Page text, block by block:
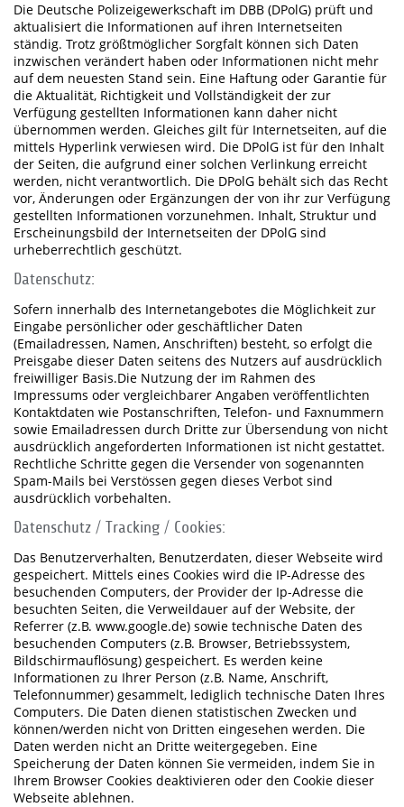
Die Deutsche Polizeigewerkschaft im DBB (DPolG) prüft und
aktualisiert die Informationen auf ihren Internetseiten
ständig. Trotz größtmöglicher Sorgfalt können sich Daten
inzwischen verändert haben oder Informationen nicht mehr
auf dem neuesten Stand sein. Eine Haftung oder Garantie für
die Aktualität, Richtigkeit und Vollständigkeit der zur
Verfügung gestellten Informationen kann daher nicht
übernommen werden. Gleiches gilt für Internetseiten, auf die
mittels Hyperlink verwiesen wird. Die DPolG ist für den Inhalt
der Seiten, die aufgrund einer solchen Verlinkung erreicht
werden, nicht verantwortlich. Die DPolG behält sich das Recht
vor, Änderungen oder Ergänzungen der von ihr zur Verfügung
gestellten Informationen vorzunehmen. Inhalt, Struktur und
Erscheinungsbild der Internetseiten der DPolG sind
urheberrechtlich geschützt.
Datenschutz:
Sofern innerhalb des Internetangebotes die Möglichkeit zur
Eingabe persönlicher oder geschäftlicher Daten
(Emailadressen, Namen, Anschriften) besteht, so erfolgt die
Preisgabe dieser Daten seitens des Nutzers auf ausdrücklich
freiwilliger Basis.Die Nutzung der im Rahmen des
Impressums oder vergleichbarer Angaben veröffentlichten
Kontaktdaten wie Postanschriften, Telefon- und Faxnummern
sowie Emailadressen durch Dritte zur Übersendung von nicht
ausdrücklich angeforderten Informationen ist nicht gestattet.
Rechtliche Schritte gegen die Versender von sogenannten
Spam-Mails bei Verstössen gegen dieses Verbot sind
ausdrücklich vorbehalten.
Datenschutz / Tracking / Cookies:
Das Benutzerverhalten, Benutzerdaten, dieser Webseite wird
gespeichert. Mittels eines Cookies wird die IP-Adresse des
besuchenden Computers, der Provider der Ip-Adresse die
besuchten Seiten, die Verweildauer auf der Website, der
Referrer (z.B. www.google.de) sowie technische Daten des
besuchenden Computers (z.B. Browser, Betriebssystem,
Bildschirmauflösung) gespeichert. Es werden keine
Informationen zu Ihrer Person (z.B. Name, Anschrift,
Telefonnummer) gesammelt, lediglich technische Daten Ihres
Computers. Die Daten dienen statistischen Zwecken und
können/werden nicht von Dritten eingesehen werden. Die
Daten werden nicht an Dritte weitergegeben. Eine
Speicherung der Daten können Sie vermeiden, indem Sie in
Ihrem Browser Cookies deaktivieren oder den Cookie dieser
Webseite ablehnen.